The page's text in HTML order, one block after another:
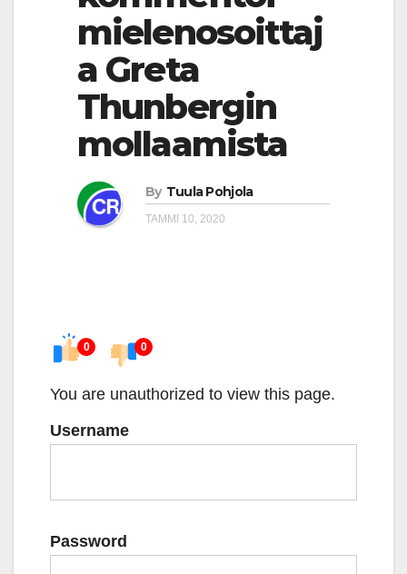
mielenosoittaj
a Greta
Thunbergin
mollaamista
By Tuula Pohjola
TAMMI 10, 2020
0 0
You are unauthorized to view this page.
Username
Password